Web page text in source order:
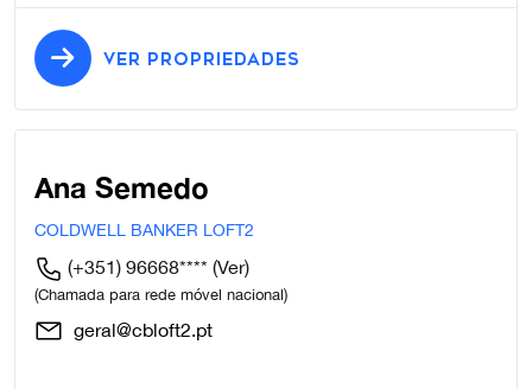
VER PROPRIEDADES
Ana Semedo
COLDWELL BANKER LOFT2
(+351) 96668**** (Ver)
(Chamada para rede móvel nacional)
geral@cbloft2.pt